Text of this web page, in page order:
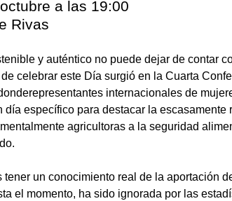
a las 19:00
Rivas
y auténtico no puede dejar de contar
celebrar este Día surgió en la Cuarta
internacionales de
día específico para destacar la
agricultoras a la seguridad
tener un conocimiento real de la aportación
el momento, ha sido ignorada por las